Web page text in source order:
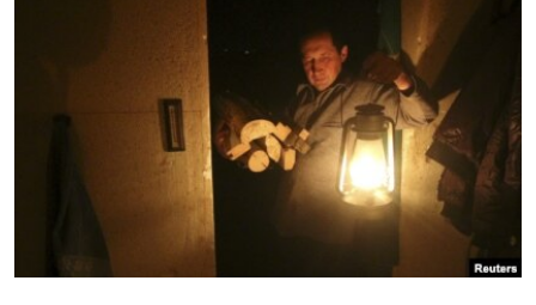
СПЕЦПРОЕКТИ
ЯК ОБІЙТИ БЛОКУВАННЯ
Русский